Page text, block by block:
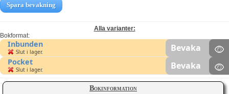
Bokinformation
Spara bevakning
Alla varianter:
Bokformat:
Inbunden
Slut i lager. Bevaka
Pocket
Slut i lager. Bevaka